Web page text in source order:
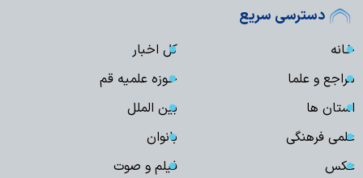
دسترسی سریع
خانه
کل اخبار
مراجع و علما
حوزه علمیه قم
استان ها
بین الملل
علمی فرهنگی
بانوان
عکس
فیلم و صوت